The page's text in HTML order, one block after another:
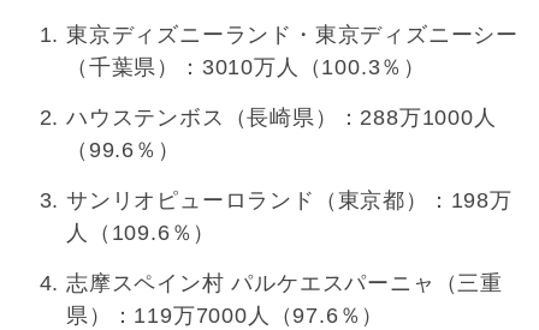
東京ディズニーランド・東京ディズニーシー
（千葉県）：3010万人（100.3％）
ハウステンボス（長崎県）：288万1000人
（99.6％）
サンリオピューロランド（東京都）：198万
人（109.6％）
志摩スペイン村 パルケエスパーニャ（三重
県）：119万7000人（97.6％）